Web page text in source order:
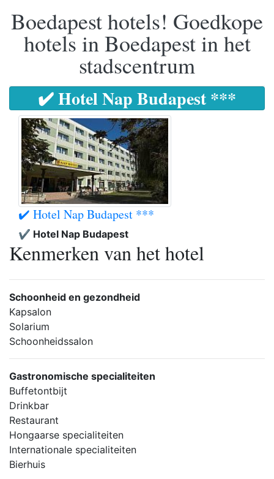
Boedapest hotels! Goedkope
hotels in Boedapest in het
stadscentrum
✔️ Hotel Nap Budapest ***
✔️ Hotel Nap Budapest ***
✔️ Hotel Nap Budapest
Kenmerken van het hotel
Schoonheid en gezondheid
Kapsalon
Solarium
Schoonheidssalon
Gastronomische specialiteiten
Buffetontbijt
Drinkbar
Restaurant
Hongaarse specialiteiten
Internationale specialiteiten
Bierhuis